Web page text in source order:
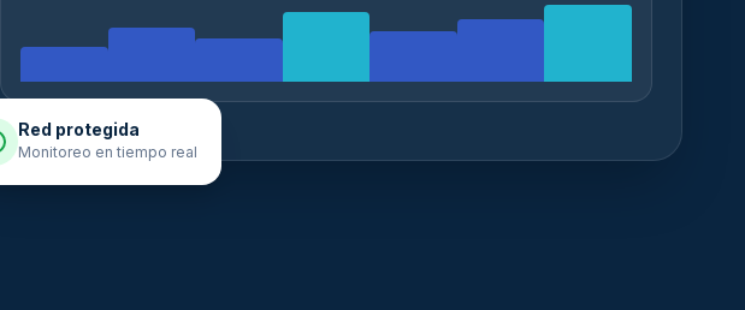
Red protegida
Monitoreo en tiempo real